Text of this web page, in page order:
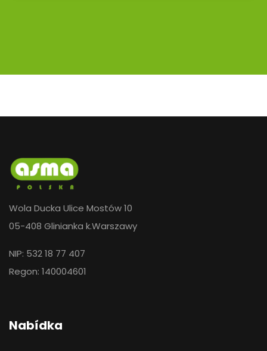
Wola Ducka Ulice Mostów 10
05-408 Glinianka k.Warszawy
NIP: 532 18 77 407
Regon: 140004601
Nabídka